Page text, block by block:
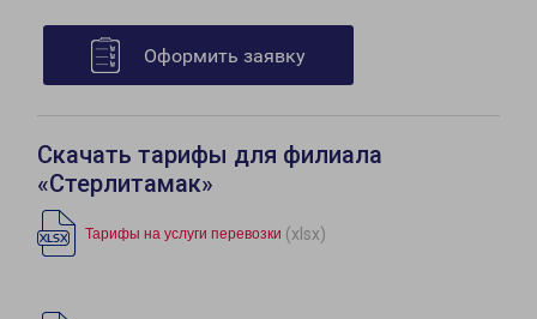
Оформить заявку
Скачать тарифы для филиала
«Стерлитамак»
Тарифы на услуги перевозки (xlsx)